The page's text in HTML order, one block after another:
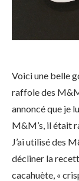
Voici une belle
raffole des
annoncé que je
M&M’s, il était
J’ai utilisé des
décliner la
cacahuète, «